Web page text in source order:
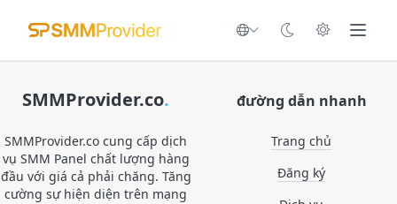
SMMProvider.co.
SMMProvider.co cung cấp dịch
vụ SMM Panel chất lượng hàng
đầu với giá cả phải chăng. Tăng
cường sự hiện diện trên mạng
đường dẫn nhanh
Trang chủ
Đăng ký